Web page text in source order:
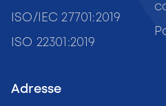
ISO/IEC 27701:2019
ISO 22301:2019
Adresse